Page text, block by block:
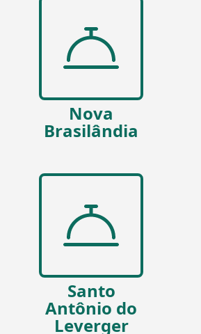
Nova
Brasilândia
Santo
Antônio do
Leverger